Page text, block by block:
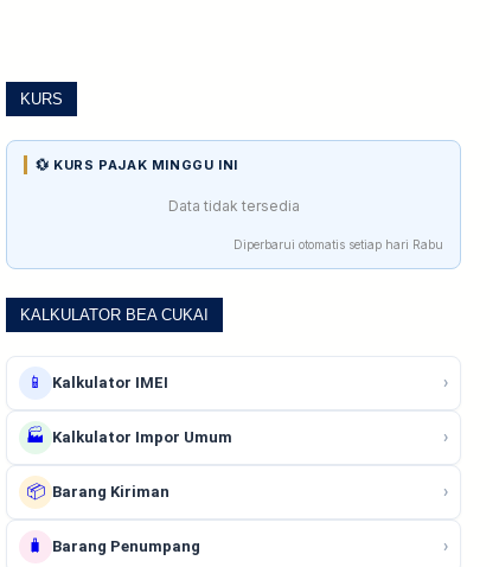
KURS
💱 KURS PAJAK MINGGU INI
Data tidak tersedia
Diperbarui otomatis setiap hari Rabu
KALKULATOR BEA CUKAI
📱 Kalkulator IMEI ›
🏭 Kalkulator Impor Umum ›
📦 Barang Kiriman ›
🧳 Barang Penumpang ›